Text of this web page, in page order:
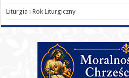
Liturgia i Rok Liturgiczny